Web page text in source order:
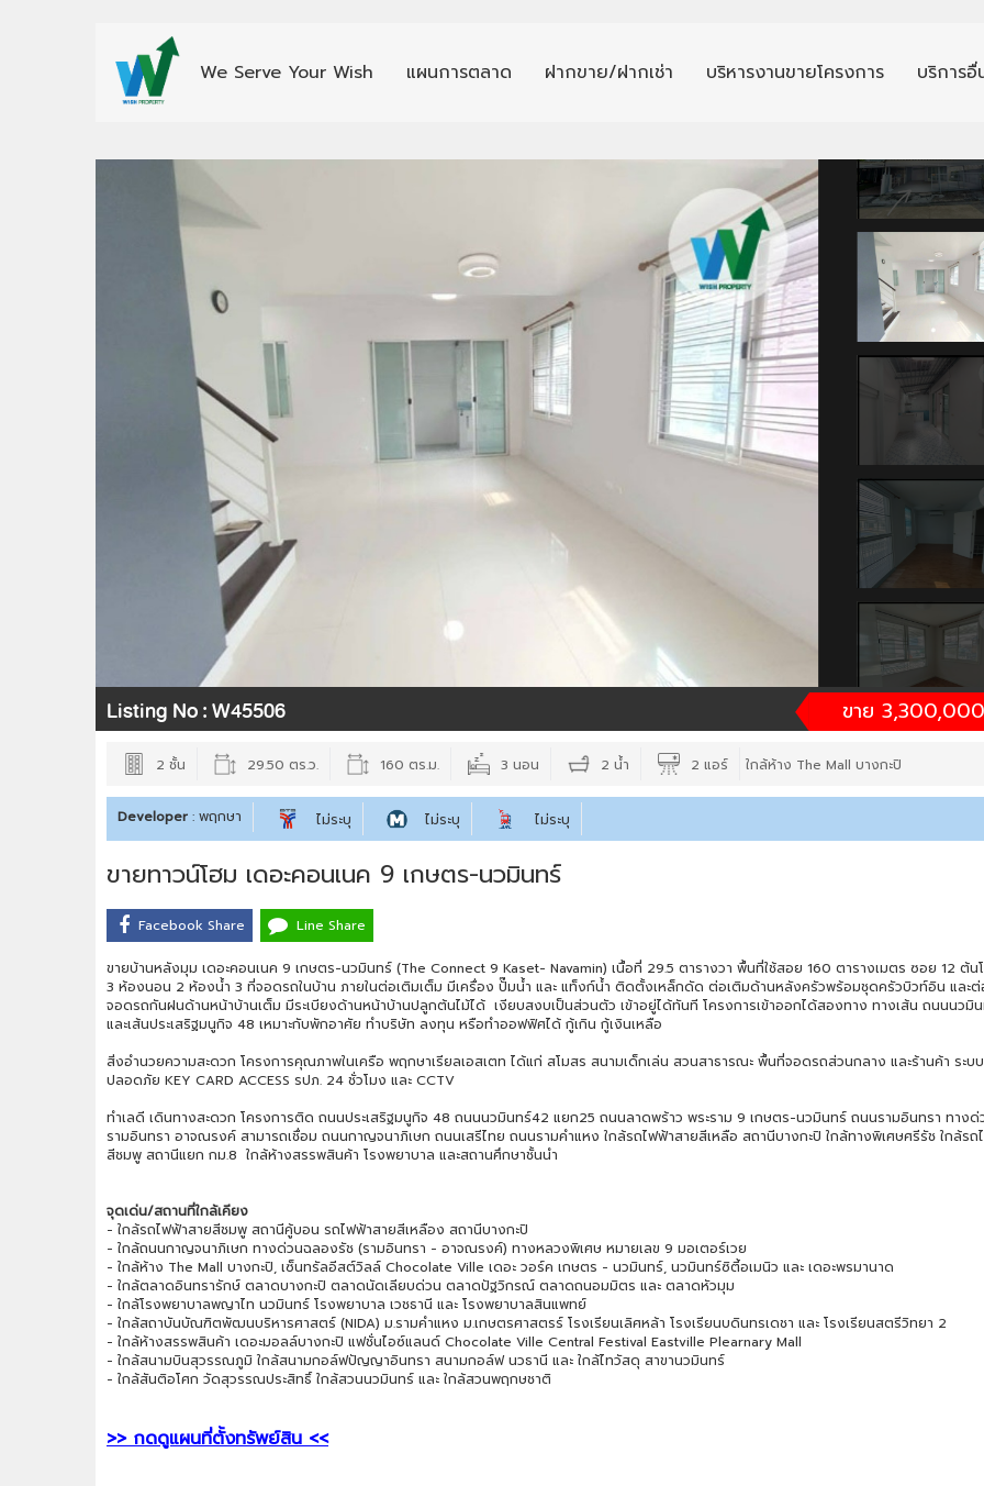
We Serve Your Wish แผนการตลาด ฝากขาย/ฝากเช่า บริหารงานขายโครงการ บริการอื่
Listing No :W45506 ขาย
2 ชั้น 29.50 ตร.ว. 160 ตร.ม. 3 นอน 2 น้ำ 2 แอร์ ใกล้ห้าง The Mall บางกะปิ
Developer : พฤกษา ไม่ระบุ ไม่ระบุ ไม่ระบุ
ขายทาวน์โฮม เดอะคอนเนค 9 เกษตร-นวมินทร์
Facebook Share Line Share
ขายบ้านหลังมุม เดอะคอนเนค 9 เกษตร-นวมินทร์ (The Connect 9 Kaset- Navamin) เนื้อที่ 29.5 ตารางวา พื้นที่ใช้สอย 160 ตารางเมตร ซอย 12 ต้น
3 ห้องนอน 2 ห้องน้ำ 3 ที่จอดรถในบ้าน ภายในต่อเติมเต็ม มีเครื่อง ปั๊มน้ำ และ แท็งก์น้ำ ติดตั้งเหล็กดัด ต่อเติมด้านหลังครัวพร้อมชุดครัวบิวท์อิน และต่
จอดรถกันฝนด้านหน้าบ้านเต็ม มีระเบียงด้านหน้าบ้านปลูกต้นไม้ได้ เงียบสงบเป็นส่วนตัว เข้าอยู่ได้ทันที โครงการเข้าออกได้สองทาง ทางเส้น ถนนนว
และเส้นประเสริฐมนูกิจ 48 เหมาะกับพักอาศัย ทำบริษัท ลงทุน หรือทำออฟฟิศได้ กู้เกิน กู้เงินเหลือ
สิ่งอำนวยความสะดวก โครงการคุณภาพในเครือ พฤกษาเรียลเอสเตท ได้แก่ สโมสร สนามเด็กเล่น สวนสาธารณะ พื้นที่จอดรถส่วนกลาง และร้านค้า ระบ
ปลอดภัย KEY CARD ACCESS รปภ. 24 ชั่วโมง และ CCTV
ทำเลดี เดินทางสะดวก โครงการติด ถนนประเสริฐมนูกิจ 48 ถนนนวมินทร์42 แยก25 ถนนลาดพร้าว พระราม 9 เกษตร-นวมินทร์ ถนนรามอินทรา ทางด่
รามอินทรา อาจณรงค์ สามารถเชื่อม ถนนกาญจนาภิเษก ถนนเสรีไทย ถนนรามคำแหง ใกล้รถไฟฟ้าสายสีเหลือ สถานีบางกะปิ ใกล้ทางพิเศษศรีรัช ใกล้รถ
สีชมพู สถานีแยก กม.8 ใกล้ห้างสรรพสินค้า โรงพยาบาล และสถานศึกษาชั้นนำ
จุดเด่น/สถานที่ใกล้เคียง
- ใกล้รถไฟฟ้าสายสีชมพู สถานีคู้บอน รถไฟฟ้าสายสีเหลือง สถานีบางกะปิ
- ใกล้ถนนกาญจนาภิเษก ทางด่วนฉลองรัช (รามอินทรา - อาจณรงค์) ทางหลวงพิเศษ หมายเลข 9 มอเตอร์เวย
- ใกล้ห้าง The Mall บางกะปิ, เซ็นทรัลอีสต์วิลล์ Chocolate Ville เดอะ วอร์ค เกษตร - นวมินทร์, นวมินทร์ซิตี้อเมนิว และ เดอะพรมานาด
- ใกล้ตลาดอินทรารักษ์ ตลาดบางกะปิ ตลาดนัดเลียบด่วน ตลาดปัฐวิกรณ์ ตลาดถนอมมิตร และ ตลาดหัวมุม
- ใกล้โรงพยาบาลพญาไท นวมินทร์ โรงพยาบาล เวชธานี และ โรงพยาบาลสินแพทย์
- ใกล้สถาบันบัณฑิตพัฒนบริหารศาสตร์ (NIDA) ม.รามคำแหง ม.เกษตรศาสตรร์ โรงเรียนเลิศหล้า โรงเรียนบดินทรเดชา และ โรงเรียนสตรีวิทยา 2
- ใกล้ห้างสรรพสินค้า เดอะมอลล์บางกะปิ แฟชั่นไอซ์แลนด์ Chocolate Ville Central Festival Eastville Plearnary Mall
- ใกล้สนามบินสุวรรณภูมิ ใกล้สนามกอล์ฟปัญญาอินทรา สนามกอล์ฟ นวธานี และ ใกล้ไทวัสดุ สาขานวมินทร์
- ใกล้สันติอโศก วัดสุวรรณประสิทธิ์ ใกล้สวนนวมินทร์ และ ใกล้สวนพฤกษชาติ
>> กดดูแผนที่ตั้งทรัพย์สิน <<